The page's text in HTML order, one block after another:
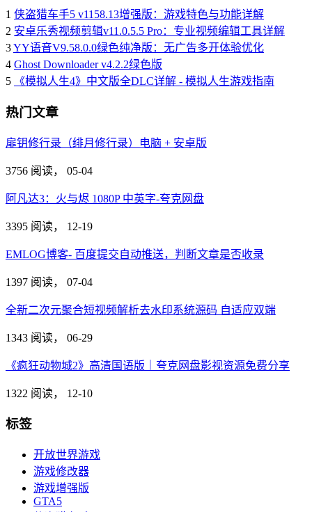
1 侠盗猎车手5 v1158.13增强版：游戏特色与功能详解
2 安卓乐秀视频剪辑v11.0.5.5 Pro：专业视频编辑工具详解
3YY语音V9.58.0.0绿色纯净版：无广告多开体验优化
4 Ghost Downloader v4.2.2绿色版
5
《模拟人生4》中文版全DLC详解 - 模拟人生游戏指南
热门文章
扉钥修行录（绯月修行录）电脑 + 安卓版
3756 阅读， 05-04
阿凡达3：火与烬 1080P 中英字-夸克网盘
3395 阅读， 12-19
EMLOG博客- 百度提交自动推送，判断文章是否收录
1397 阅读， 07-04
全新二次元聚合短视频解析去水印系统源码 自适应双端
1343 阅读， 06-29
《疯狂动物城2》高清国语版｜夸克网盘影视资源免费分享
1322 阅读， 12-10
标签
开放世界游戏
游戏修改器
游戏增强版
GTA5